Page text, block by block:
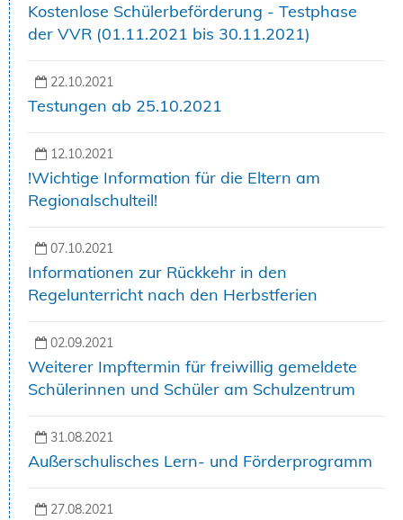
Kostenlose Schülerbeförderung - Testphase
der VVR (01.11.2021 bis 30.11.2021)
22.10.2021
Testungen ab 25.10.2021
12.10.2021
!Wichtige Information für die Eltern am
Regionalschulteil!
07.10.2021
Informationen zur Rückkehr in den
Regelunterricht nach den Herbstferien
02.09.2021
Weiterer Impftermin für freiwillig gemeldete
Schülerinnen und Schüler am Schulzentrum
31.08.2021
Außerschulisches Lern- und Förderprogramm
27.08.2021